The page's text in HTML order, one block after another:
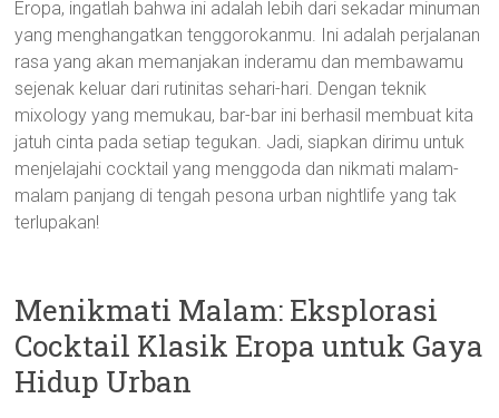
Eropa, ingatlah bahwa ini adalah lebih dari sekadar minuman
yang menghangatkan tenggorokanmu. Ini adalah perjalanan
rasa yang akan memanjakan inderamu dan membawamu
sejenak keluar dari rutinitas sehari-hari. Dengan teknik
mixology yang memukau, bar-bar ini berhasil membuat kita
jatuh cinta pada setiap tegukan. Jadi, siapkan dirimu untuk
menjelajahi cocktail yang menggoda dan nikmati malam-
malam panjang di tengah pesona urban nightlife yang tak
terlupakan!
Menikmati Malam: Eksplorasi
Cocktail Klasik Eropa untuk Gaya
Hidup Urban